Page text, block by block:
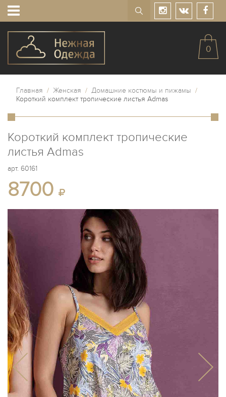
0
Главная / Женская / Домашние костюмы и пижамы /
Короткий комплект тропические листья Admas
Короткий комплект тропические
листья Admas
арт. 60161
8700